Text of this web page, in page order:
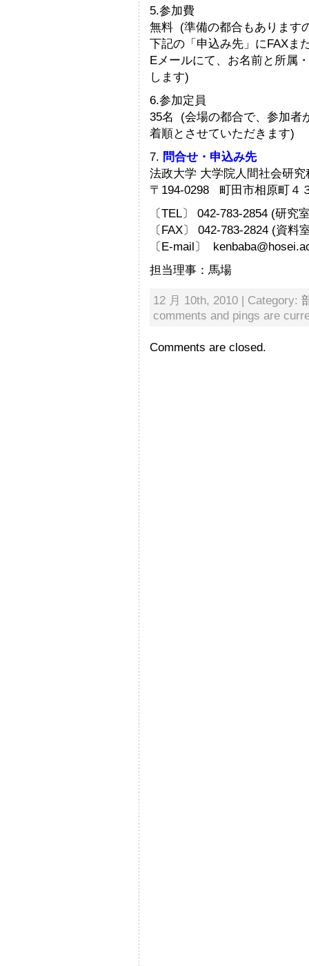
5.参加費
無料 (準備の都合もあります
下記の「申込み先」にFAXま
Eメールにて、お名前と所属
します)
6.参加定員
35名 (会場の都合で、参加者
着順とさせていただきます)
7. 問合せ・申込み先
法政大学 大学院人間社会研
〒194-0298 町田市相原町４
〔TEL〕 042-783-2854 (研
〔FAX〕 042-783-2824 (資料
〔E-mail〕
担当理事：馬場
12 月 10th, 2010 | Category:
comments and pings are
Comments are closed.